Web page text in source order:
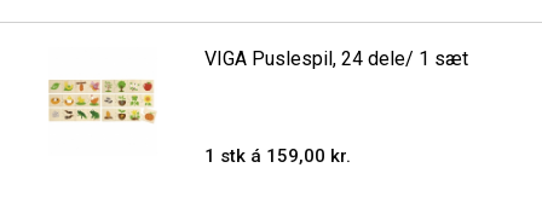
VIGA Puslespil, 24 dele/ 1 sæt
1 stk á 159,00 kr.